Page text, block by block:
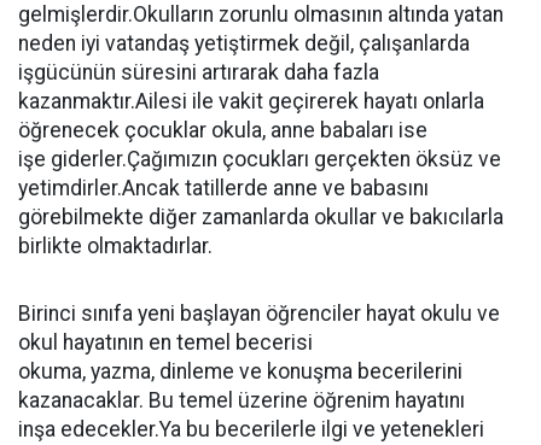
gelmişlerdir.Okulların zorunlu olmasının altında yatan
neden iyi vatandaş yetiştirmek değil, çalışanlarda
işgücünün süresini artırarak daha fazla
kazanmaktır.Ailesi ile vakit geçirerek hayatı onlarla
öğrenecek çocuklar okula, anne babaları ise
işe giderler.Çağımızın çocukları gerçekten öksüz ve
yetimdirler.Ancak tatillerde anne ve babasını
görebilmekte diğer zamanlarda okullar ve bakıcılarla
birlikte olmaktadırlar.
Birinci sınıfa yeni başlayan öğrenciler hayat okulu ve
okul hayatının en temel becerisi
okuma, yazma, dinleme ve konuşma becerilerini
kazanacaklar. Bu temel üzerine öğrenim hayatını
inşa edecekler.Ya bu becerilerle ilgi ve yetenekleri